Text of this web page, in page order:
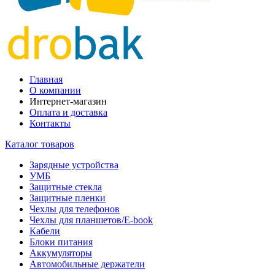
Главная
О компании
Интернет-магазин
Оплата и доставка
Контакты
Каталог товаров
Зарядные устройства
УМБ
Защитные стекла
Защитные пленки
Чехлы для телефонов
Чехлы для планшетов/E-book
Кабели
Блоки питания
Аккумуляторы
Автомобильные держатели